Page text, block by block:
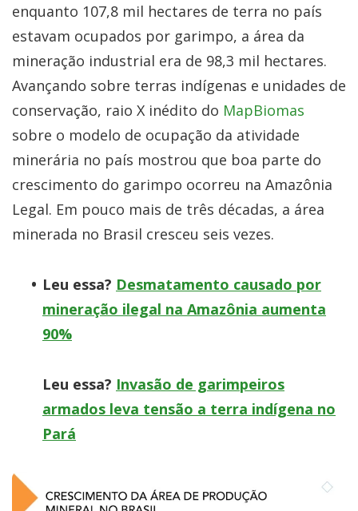
enquanto 107,8 mil hectares de terra no país
estavam ocupados por garimpo, a área da
mineração industrial era de 98,3 mil hectares.
Avançando sobre terras indígenas e unidades de
conservação, raio X inédito do MapBiomas
sobre o modelo de ocupação da atividade
minerária no país mostrou que boa parte do
crescimento do garimpo ocorreu na Amazônia
Legal. Em pouco mais de três décadas, a área
minerada no Brasil cresceu seis vezes.
Leu essa? Desmatamento causado por
mineração ilegal na Amazônia aumenta
90%
Leu essa? Invasão de garimpeiros
armados leva tensão a terra indígena no
Pará